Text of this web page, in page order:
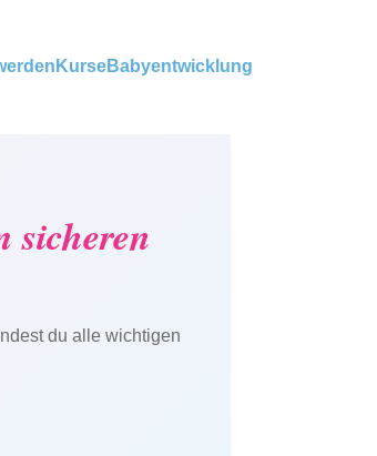
KurseBabyentwicklung
sicheren
du alle wichtigen